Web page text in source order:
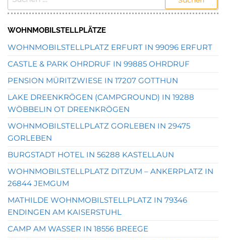
WOHNMOBILSTELLPLÄTZE
WOHNMOBILSTELLPLATZ ERFURT IN 99096 ERFURT
CASTLE & PARK OHRDRUF IN 99885 OHRDRUF
PENSION MÜRITZWIESE IN 17207 GOTTHUN
LAKE DREENKRÖGEN (CAMPGROUND) IN 19288
WÖBBELIN OT DREENKRÖGEN
WOHNMOBILSTELLPLATZ GORLEBEN IN 29475
GORLEBEN
BURGSTADT HOTEL IN 56288 KASTELLAUN
WOHNMOBILSTELLPLATZ DITZUM – ANKERPLATZ IN
26844 JEMGUM
MATHILDE WOHNMOBILSTELLPLATZ IN 79346
ENDINGEN AM KAISERSTUHL
CAMP AM WASSER IN 18556 BREEGE